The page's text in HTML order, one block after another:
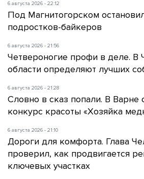
6 августа 2026 - 22:12
Под Магнитогорском
подростков-байкеров
6 августа 2026 - 21:56
Четвероногие профи в деле. В
области определяют лучших
6 августа 2026 - 21:28
Словно в сказ попали. В Варне
конкурс красоты «Хозяйка
6 августа 2026 - 21:10
Дороги для комфорта. Глава
проверил, как продвигается
ключевых участках